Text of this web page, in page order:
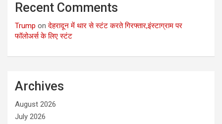
Recent Comments
Trump onदेहरादून में थार से स्टंट करते गिरफ्तार,इंस्टाग्राम पर
फॉलोअर्स के लिए स्टंट
Archives
August 2026
July 2026